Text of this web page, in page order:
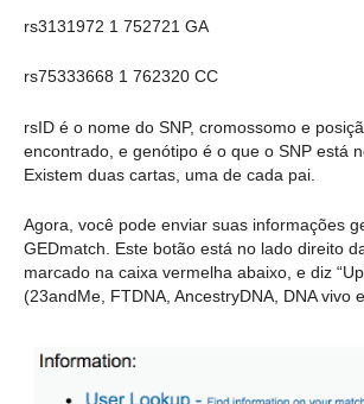
rs3131972 1 752721 GA
rs75333668 1 762320 CC
rsID é o nome do SNP, cromossomo e
encontrado, e genótipo é o que o SNP está
Existem duas cartas, uma de cada pai.
Agora, você pode enviar suas informações
GEDmatch. Este botão está no lado direito
marcado na caixa vermelha abaixo, e diz
(23andMe, FTDNA, AncestryDNA, DNA vivo